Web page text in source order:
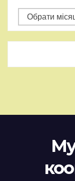
Архіви